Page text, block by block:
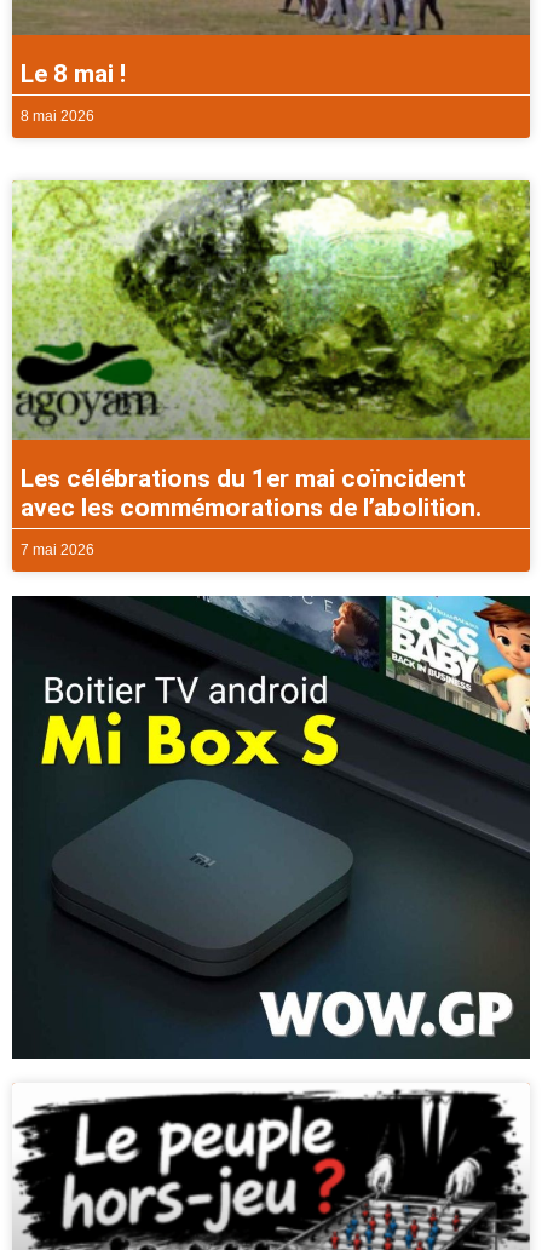
Le 8 mai !
8 mai 2026
Les célébrations du 1er mai coïncident
avec les commémorations de l’abolition.
7 mai 2026